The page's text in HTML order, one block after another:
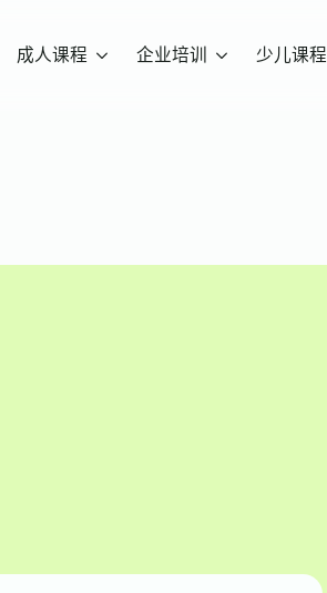
成人课程 企业培训 少儿课程